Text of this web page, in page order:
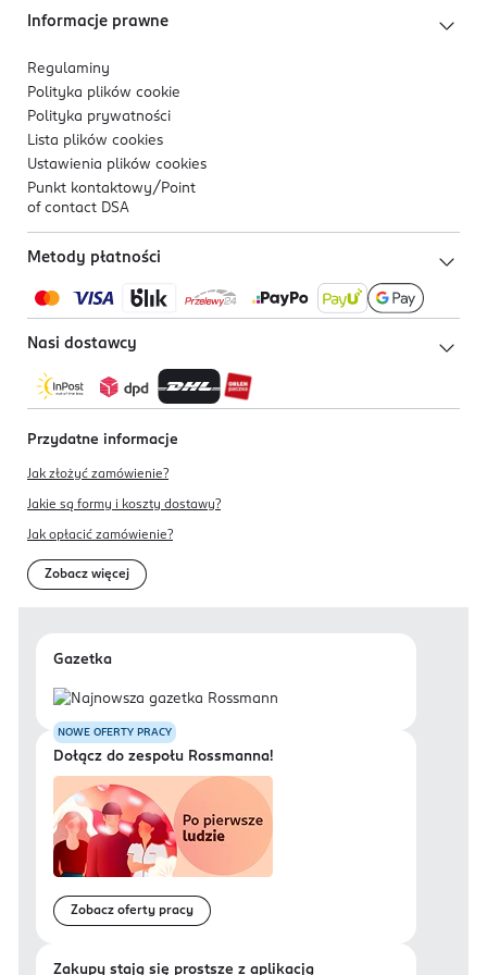
Informacje prawne
Regulaminy
Polityka plików cookie
Polityka prywatności
Lista plików cookies
Ustawienia plików cookies
Punkt kontaktowy/ Point
of contact DSA
Metody płatności
Nasi dostawcy
Przydatne informacje
Jak złożyć zamówienie?
Jakie są formy i koszty dostawy?
Jak opłacić zamówienie?
Zobacz więcej
Gazetka
NOWE OFERTY PRACY
Dołącz do zespołu Rossmanna!
Zobacz oferty pracy
Zakupy stają się prostsze z aplikacją